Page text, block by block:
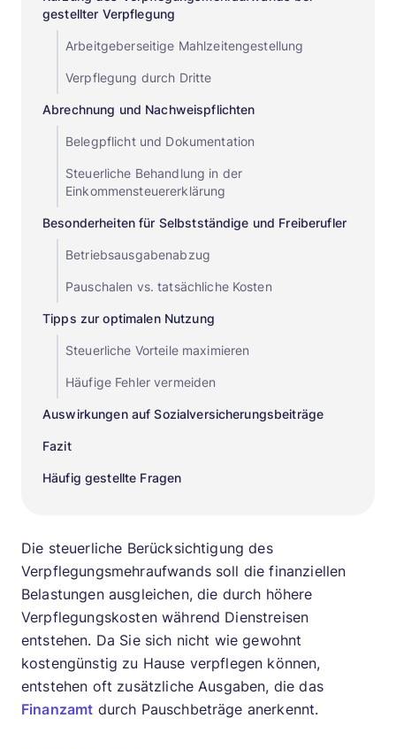
gestellter Verpflegung
Arbeitgeberseitige Mahlzeitengestellung
Verpflegung durch Dritte
Abrechnung und Nachweispflichten
Belegpflicht und Dokumentation
Steuerliche Behandlung in der
Einkommensteuererklärung
Besonderheiten für Selbstständige und Freiberufler
Betriebsausgabenabzug
Pauschalen vs. tatsächliche Kosten
Tipps zur optimalen Nutzung
Steuerliche Vorteile maximieren
Häufige Fehler vermeiden
Auswirkungen auf Sozialversicherungsbeiträge
Fazit
Häufig gestellte Fragen
Die steuerliche Berücksichtigung des
Verpflegungsmehraufwands soll die finanziellen
Belastungen ausgleichen, die durch höhere
Verpflegungskosten während Dienstreisen
entstehen. Da Sie sich nicht wie gewohnt
kostengünstig zu Hause verpflegen können,
entstehen oft zusätzliche Ausgaben, die das
Finanzamt durch Pauschbeträge anerkennt.